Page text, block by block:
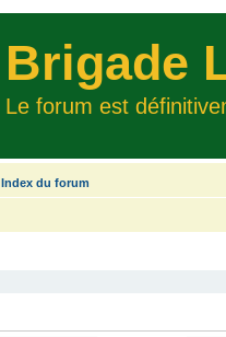
Brigade
Le forum est
Index du forum